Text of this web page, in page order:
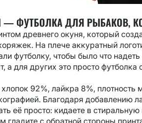
— ФУТБОЛКА ДЛЯ
древнего окуня, который
На плече аккуратный
футболку, чтобы было что
а для других это просто
92%, лайкра 8%, плотность
Благодаря добавлению
её просто: кидаете в
гладите с обратной стороны